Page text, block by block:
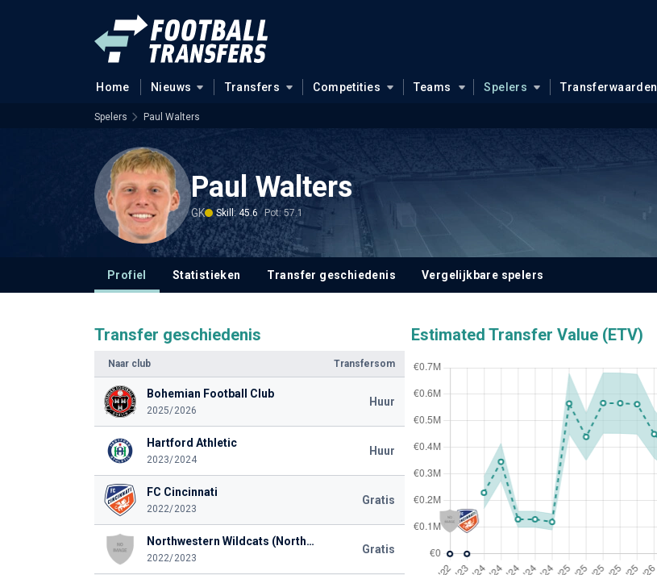
Home Nieuws Transfers Competities Teams Spelers Transferwaarden
Spelers Paul Walters
Paul Walters
GK Skill: 45.6 Pot: 57.1
Profiel Statistieken Transfer geschiedenis Vergelijkbare spelers
Transfer geschiedenis
Naar club Transfersom
Bohemian Football Club
2025/2026
Huur
Hartford Athletic
2023/2024
Huur
FC Cincinnati
2022/2023
Gratis
Northwestern Wildcats (Northwestern University)
2022/2023
Gratis
Estimated Transfer Value (ETV)